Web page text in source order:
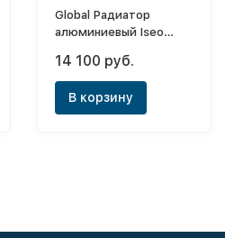
Global Радиатор
алюминиевый Iseo
14 100 руб.
В корзину